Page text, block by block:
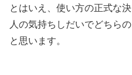
とはいえ、使い方の正式な
人の気持ちしだいでどちら
と思います。